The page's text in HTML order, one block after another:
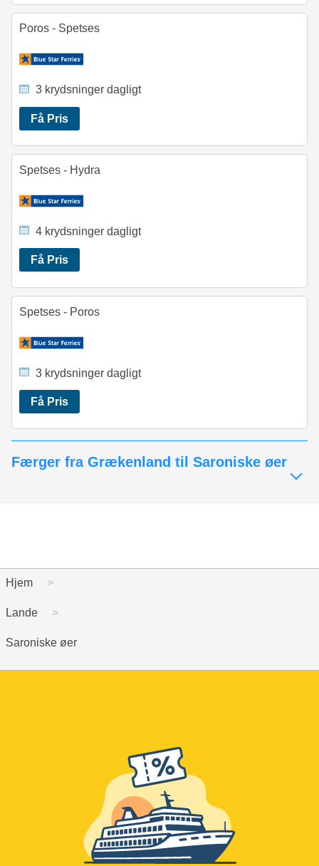
Poros - Spetses
3 krydsninger dagligt
Få Pris
Spetses - Hydra
4 krydsninger dagligt
Få Pris
Spetses - Poros
3 krydsninger dagligt
Få Pris
Færger fra Grækenland til Saroniske øer
Hjem
Lande
Saroniske øer